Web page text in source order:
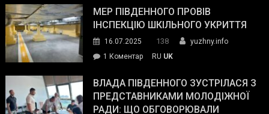
органів:
«Наш
спільний
окупанти.
Маємо
ДСНС
власноруч
пожежу
у
МЕР ПІВДЕННОГО ПРОВІВ
ІНСПЕКЦІЮ ШКІЛЬНОГО УКРИТТЯ
16.07.2025 138
yuzhny.info
1 Коментардо
Південного
провів
інспекцію
RU UK
ВЛАДА ПІВДЕННОГО ЗУСТРІЛАСЯ З
ПРЕДСТАВНИКАМИ МОЛОДІЖНОЇ
РАДИ: ЩО ОБГОВОРЮВАЛИ